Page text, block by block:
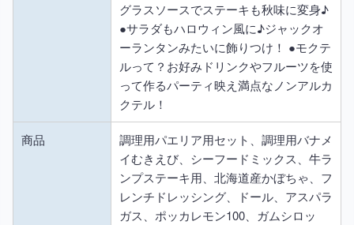
グラスソースでステーキも秋味に変身♪
●サラダもハロウィン風に♪ジャックオ
ーランタンみたいに飾りつけ！ ●モクテ
ルって？お好みドリンクやフルーツを使
って作るパーティ映え満点なノンアルカ
クテル！
商品
調理用パエリア用セット、調理用バナメ
イむきえび、シーフードミックス、牛ラ
ンプステーキ用、北海道産かぼちゃ、フ
レンチドレッシング、ドール、アスパラ
ガス、ポッカレモン100、ガムシロッ